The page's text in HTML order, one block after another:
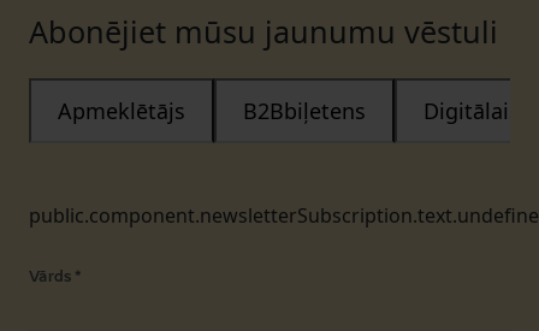
Abonējiet mūsu jaunumu vēstuli
Apmeklētājs B2Bbiļetens Digitālais
Vārds *